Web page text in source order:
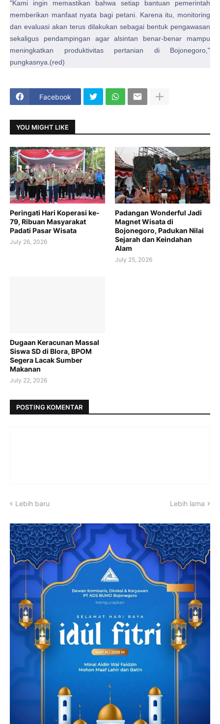
"Kami ingin memastikan bahwa setiap bantuan pemerintah
memberikan manfaat nyata bagi petani. Karena itu, monitoring
dan evaluasi akan terus dilakukan sebagai bentuk pengawasan
sekaligus pendampingan agar alsintan benar-benar mampu
meningkatkan produktivitas pertanian di Bojonegoro,"
pungkasnya.(red)
Facebook
YOU MIGHT LIKE
Peringati Hari Koperasi ke-
79, Ribuan Masyarakat
Padati Pasar Wisata
July 26, 2026
Padangan Wonderful Jadi
Magnet Wisata di
Bojonegoro, Padukan Nilai
Sejarah dan Keindahan
Alam
July 25, 2026
Dugaan Keracunan Massal
Siswa SD di Blora, BPOM
Segera Lacak Sumber
Makanan
July 22, 2026
POSTING KOMENTAR
Lebih baru Lebih lama